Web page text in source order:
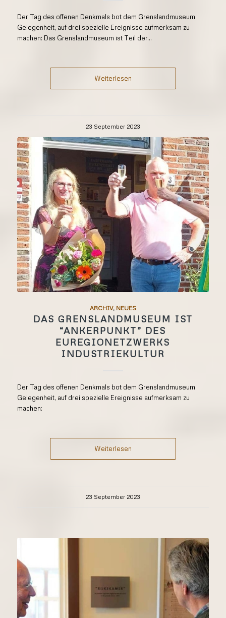
Der Tag des offenen Denkmals bot dem Grenslandmuseum
Gelegenheit, auf drei spezielle Ereignisse aufmerksam zu
machen: Das Grenslandmuseum ist Teil der...
Weiterlesen
23 September 2023
ARCHIV, NEUES
DAS GRENSLANDMUSEUM IST
“ANKERPUNKT” DES
EUREGIONETZWERKS
INDUSTRIEKULTUR
Der Tag des offenen Denkmals bot dem Grenslandmuseum
Gelegenheit, auf drei spezielle Ereignisse aufmerksam zu
machen:
Weiterlesen
23 September 2023